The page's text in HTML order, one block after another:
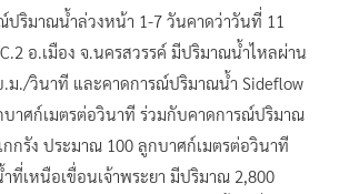
ปริมาณน้ำล่วงหน้า 1-7 วันคาดว่าวันที่ 11
อ.เมือง จ.นครสวรรค์ มีปริมาณน้ำไหลผ่าน
.ม./วินาที และคาดการณ์ปริมาณน้ำ Sideflow
าศก์เมตรต่อวินาที ร่วมกับคาดการณ์ปริมาณ
กรัง ประมาณ 100 ลูกบาศก์เมตรต่อวินาที
ที่เหนือเขื่อนเจ้าพระยา มีปริมาณ 2,800